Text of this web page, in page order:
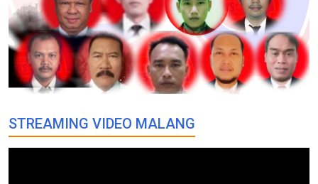
STREAMING VIDEO MALANG